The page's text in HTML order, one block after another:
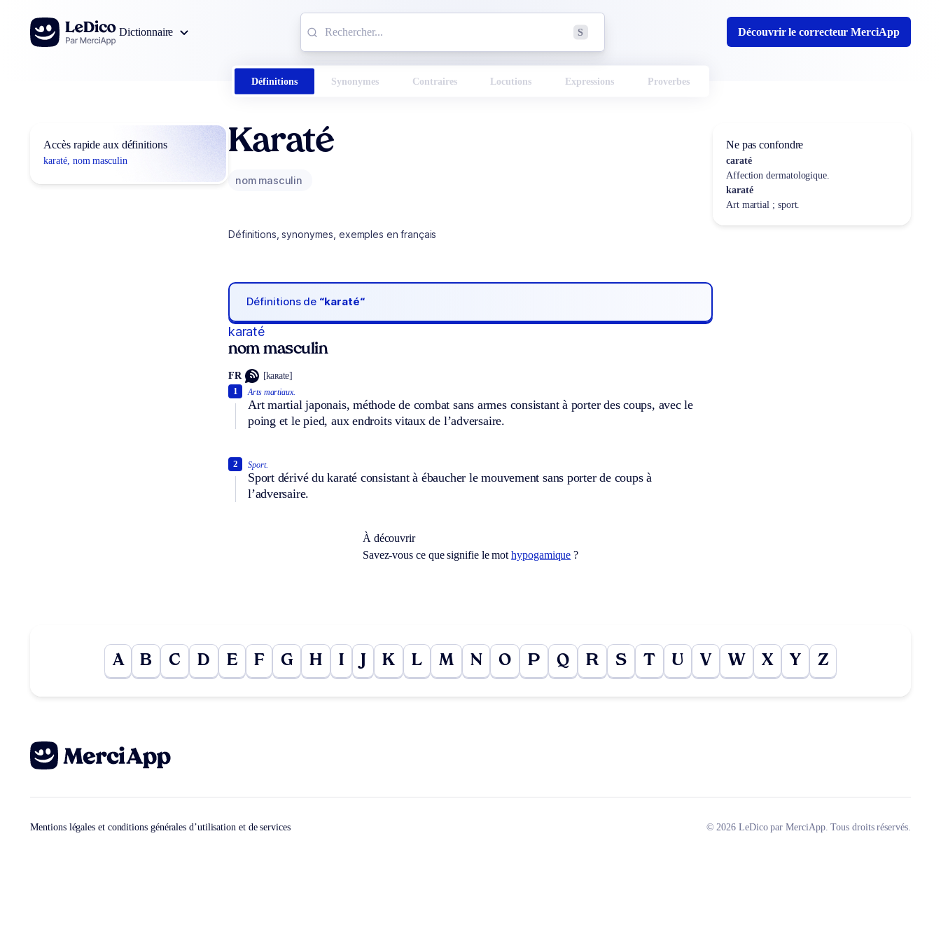
Aller au contenu
Dictionnaire
S Découvrir le correcteur MerciApp
Définitions Synonymes Contraires Locutions Expressions Proverbes
Accès rapide aux définitions
karaté, nom masculin
Karaté
nom masculin
Définitions, synonymes, exemples en français
Définitions de “karaté“
karaté
nom masculin
FR [kaʀate]
Arts martiaux.
Art martial japonais, méthode de combat sans armes consistant à porter des coups, avec le
poing et le pied, aux endroits vitaux de l’adversaire.
1
Sport.
Sport dérivé du karaté consistant à ébaucher le mouvement sans porter de coups à
l’adversaire.
2
À découvrir
Savez-vous ce que signifie le mothypogamique ?
Ne pas confondre
caraté
Affection dermatologique.
karaté
Art martial ; sport.
A B C D E F G H I K L M N O P Q R S T U V W X Y Z
Mentions légales et conditions générales d’utilisation et de services © 2026 LeDico par MerciApp. Tous droits réservés.